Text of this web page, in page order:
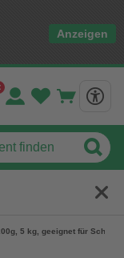
Anzeigen
5 kg, geeignet für